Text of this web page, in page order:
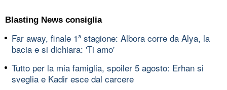
Blasting News consiglia
Far away, finale 1ª stagione: Albora corre da Alya, la
bacia e si dichiara: 'Ti amo'
Tutto per la mia famiglia, spoiler 5 agosto: Erhan si
sveglia e Kadir esce dal carcere